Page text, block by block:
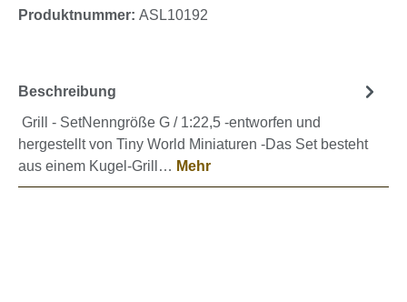
Produktnummer: ASL10192
Beschreibung
Grill - SetNenngröße G / 1:22,5 -entworfen und
hergestellt von Tiny World Miniaturen -Das Set besteht
aus einem Kugel-Grill… Mehr